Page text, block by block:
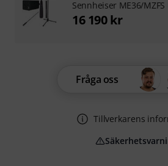
Fråga oss
Tillverkarens
Sennheiser ME36/MZFS
16 190 kr